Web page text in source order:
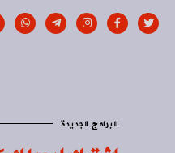
البرامج الجديدة